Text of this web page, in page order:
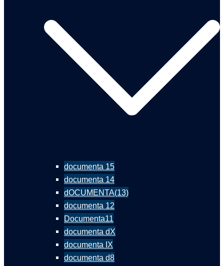
documenta 15
documenta 14
dOCUMENTA(13)
documenta 12
Documenta11
documenta dX
documenta IX
documenta d8